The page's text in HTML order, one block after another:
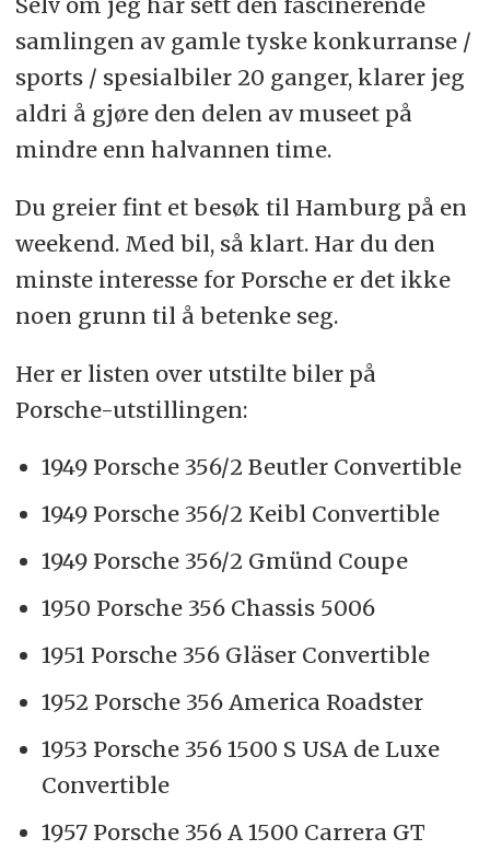
samlingen av gamle tyske konkurranse /
sports / spesialbiler 20 ganger, klarer jeg
aldri å gjøre den delen av museet på
mindre enn halvannen time.
Du greier fint et besøk til Hamburg på en
weekend. Med bil, så klart. Har du den
minste interesse for Porsche er det ikke
noen grunn til å betenke seg.
Her er listen over utstilte biler på
Porsche-utstillingen:
1949 Porsche 356/2 Beutler Convertible
1949 Porsche 356/2 Keibl Convertible
1949 Porsche 356/2 Gmünd Coupe
1950 Porsche 356 Chassis 5006
1951 Porsche 356 Gläser Convertible
1952 Porsche 356 America Roadster
1953 Porsche 356 1500 S USA de Luxe
Convertible
1957 Porsche 356 A 1500 Carrera GT